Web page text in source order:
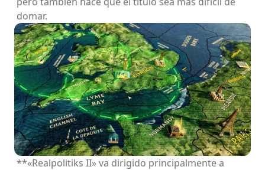
domar.
**«Realpolitiks II» va dirigido principalmente a